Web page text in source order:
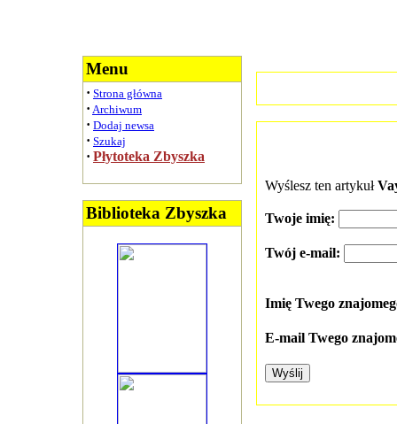
Menu
· Strona główna
· Archiwum
· Dodaj newsa
· Szukaj
· Płytoteka Zbyszka
Biblioteka Zbyszka
Wyślesz ten artykuł
Twoje imię:
Twój e-mail:
Imię Twego
E-mail Twego